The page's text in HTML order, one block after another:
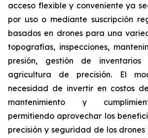
acceso flexible y conveniente ya
por uso o mediante suscripción
basados en drones para una
topografías, inspecciones,
presión, gestión de
agricultura de precisión. El
necesidad de invertir en costos
mantenimiento y
permitiendo aprovechar los
precisión y seguridad de los